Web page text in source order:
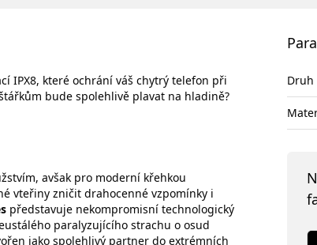
IPX8, které ochrání váš chytrý telefon při
bude spolehlivě plavat na hladině?
avšak pro moderní křehkou
vteřiny zničit drahocenné vzpomínky i
představuje nekompromisní technologický
paralyzujícího strachu o osud
jako spolehlivý partner do extrémních
Druh